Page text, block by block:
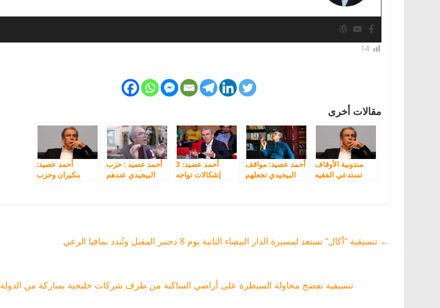
14
مقالات أخرى
مندوبية الأوقاف
تستدعي الفقيه
أحمد عصيد: مواقف
البيجيدي تجعلهم
أحمد عصيد: 3
إشكالات تواجه
أحمد عصيد : حزب
البيجيدي عندهم
أحمد عصيد:
بنكيران وحزب
← تنسيقية “أكال” تستعد لمسيرة الدار البيضاء الثانية يوم 8 دجنبر المقبل وتُندد بمافيا الرعي
تنسيقية تفضح محاولة السيطرة على أراضي الساكنة من طرف شركات خليجية بمباركة من الدولة